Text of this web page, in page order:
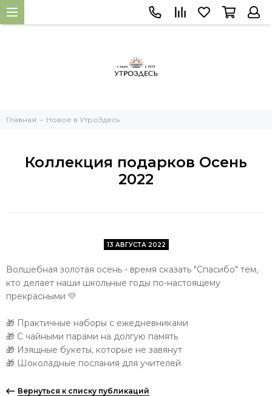
Главная Новое в УтроЗдесь
Коллекция подарков Осень
2022
13 АВГУСТА 2022
Волшебная золотая осень - время сказать "Спасибо" тем,
кто делает наши школьные годы по-настоящему
прекрасными 💛
🎁 Практичные наборы с ежедневниками
🎁 С чайными парами на долгую память
🎁 Изящные букеты, которые не завянут
🎁 Шоколадные послания для учителей
Вернуться к списку публикаций